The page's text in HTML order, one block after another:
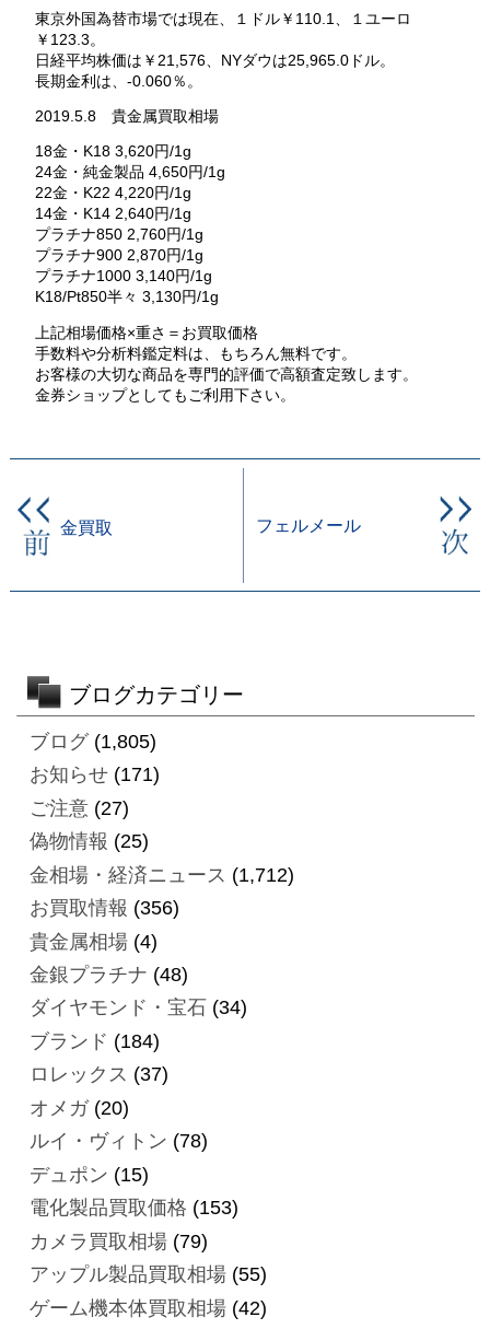
東京外国為替市場では現在、１ドル￥110.1、１ユーロ
￥123.3。
日経平均株価は￥21,576、NYダウは25,965.0ドル。
長期金利は、-0.060％。
2019.5.8 貴金属買取相場
18金・K18 3,620円/1g
24金・純金製品 4,650円/1g
22金・K22 4,220円/1g
14金・K14 2,640円/1g
プラチナ850 2,760円/1g
プラチナ900 2,870円/1g
プラチナ1000 3,140円/1g
K18/Pt850半々 3,130円/1g
上記相場価格×重さ＝お買取価格
手数料や分析料鑑定料は、もちろん無料です。
お客様の大切な商品を専門的評価で高額査定致します。
金券ショップとしてもご利用下さい。
金買取 フェルメール
ブログカテゴリー
ブログ(1,805)
お知らせ(171)
ご注意(27)
偽物情報 (25)
金相場・経済ニュース (1,712)
お買取情報 (356)
貴金属相場(4)
金銀プラチナ (48)
ダイヤモンド・宝石 (34)
ブランド (184)
ロレックス (37)
オメガ(20)
ルイ・ヴィトン (78)
デュポン (15)
電化製品買取価格 (153)
カメラ買取相場(79)
アップル製品買取相場(55)
ゲーム機本体買取相場(42)